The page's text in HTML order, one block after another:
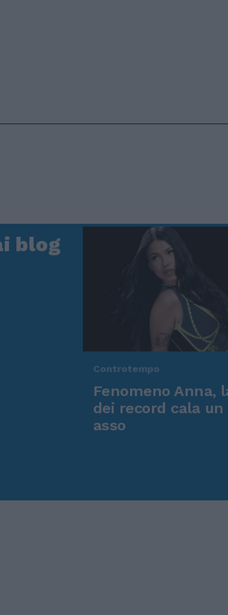
blog
Controtempo
Fenomeno Anna,
dei record cala
asso